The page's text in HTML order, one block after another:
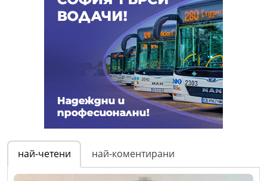
най-четени най-коментирани